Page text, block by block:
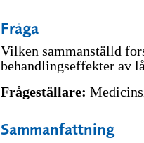
Fråga
Vilken sammanställd
behandlingseffekter av
Frågeställare:
Sammanfattning